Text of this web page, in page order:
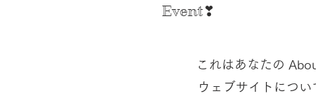
Event❣
これはあなたの
ウェブサイトにつ